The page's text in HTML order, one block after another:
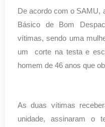
De acordo com o SAMU,
Básico de Bom
vítimas, sendo uma
um corte na testa e
homem de 46 anos que
As duas vítimas
unidade, assinaram o